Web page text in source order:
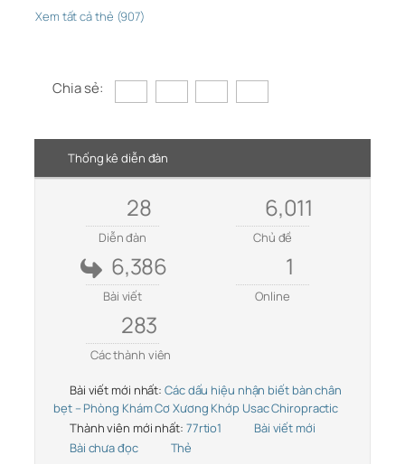
Xem tất cả thẻ (907)
Chia sẻ:
Thống kê diễn đàn
28
Diễn đàn
6,011
Chủ đề
6,386
Bài viết
1
Online
283
Các thành viên
Bài viết mới nhất: Các dấu hiệu nhận biết bàn chân
bẹt – Phòng Khám Cơ Xương Khớp Usac Chiropractic
Thành viên mới nhất: 77rtio1
Bài viết mới
Bài chưa đọc
Thẻ